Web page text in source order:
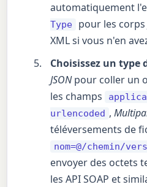
automatiquement
Type
pour les
XML si vous n'en
Choisissez un type
JSONpour coller un
les champs
urlencoded ,
téléversements de
nom=@/chemin/
envoyer des octets
les API SOAP et